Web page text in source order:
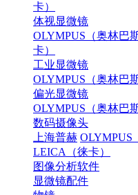
卡）
体视显微镜
OLYMPUS（奥林巴斯
卡）
工业显微镜
OLYMPUS（奥林巴斯
偏光显微镜
OLYMPUS（奥林巴斯
数码摄像头
上海普赫 OLYMPUS
LEICA（徕卡）
图像分析软件
显微镜配件